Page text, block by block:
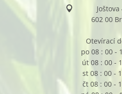
Joštova
602 00
Otevírací
po 08 : 00 -
út 08 : 00 -
st 08 : 00 -
čt 08 : 00 -